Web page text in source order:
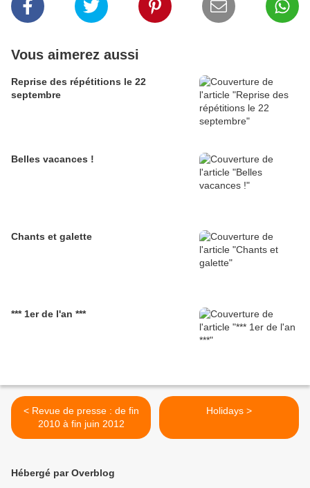
Vous aimerez aussi
Reprise des répétitions le 22
septembre
Belles vacances !
Chants et galette
*** 1er de l'an ***
< Revue de presse : de fin
2010 à fin juin 2012
Holidays >
Hébergé par Overblog